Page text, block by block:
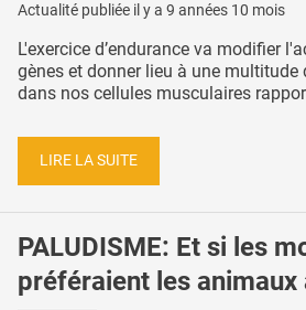
Actualité publiée il y a 9 années 10 mois
L'exercice d’endurance va modifier
gènes et donner lieu à une multitude
dans nos cellules musculaires
LIRE LA SUITE
PALUDISME: Et si les
préféraient les animaux